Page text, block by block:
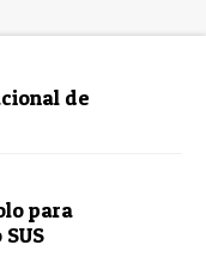
de
para